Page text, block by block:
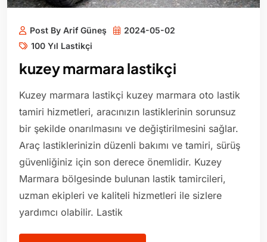
Post By Arif Güneş
2024-05-02
100 Yıl Lastikçi
kuzey marmara lastikçi
Kuzey marmara lastikçi kuzey marmara oto lastik
tamiri hizmetleri, aracınızın lastiklerinin sorunsuz
bir şekilde onarılmasını ve değiştirilmesini sağlar.
Araç lastiklerinizin düzenli bakımı ve tamiri, sürüş
güvenliğiniz için son derece önemlidir. Kuzey
Marmara bölgesinde bulunan lastik tamircileri,
uzman ekipleri ve kaliteli hizmetleri ile sizlere
yardımcı olabilir. Lastik